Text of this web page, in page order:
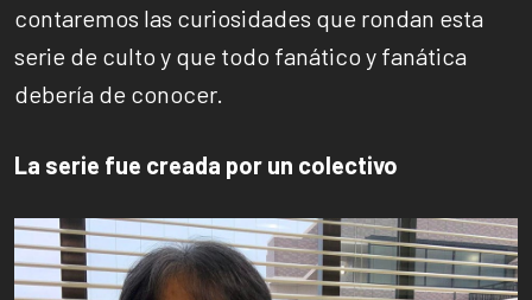
contaremos las curiosidades que rondan esta
serie de culto y que todo fanático y fanática
debería de conocer.
La serie fue creada por un colectivo